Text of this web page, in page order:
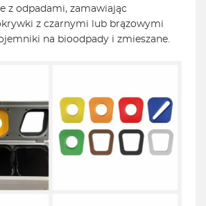
z odpadami, zamawiając
z czarnymi lub brązowymi
na bioodpady i zmieszane.